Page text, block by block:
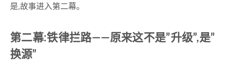
是,故事进入第二幕。
第二幕:铁律拦路——原来这不是”升级”,是”
换源”